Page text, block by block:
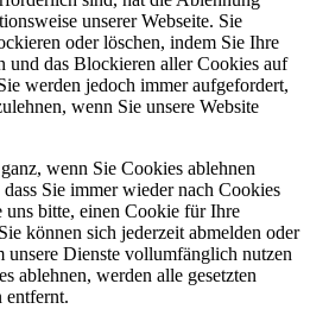
unserer Webseite. Sie
oder löschen, indem Sie Ihre
und das Blockieren aller Cookies auf
werden jedoch immer aufgefordert,
wenn Sie unsere Website
wenn Sie Cookies ablehnen
Sie immer wieder nach Cookies
uns bitte, einen Cookie für Ihre
können sich jederzeit abmelden oder
unsere Dienste vollumfänglich nutzen
ablehnen, werden alle gesetzten
entfernt.